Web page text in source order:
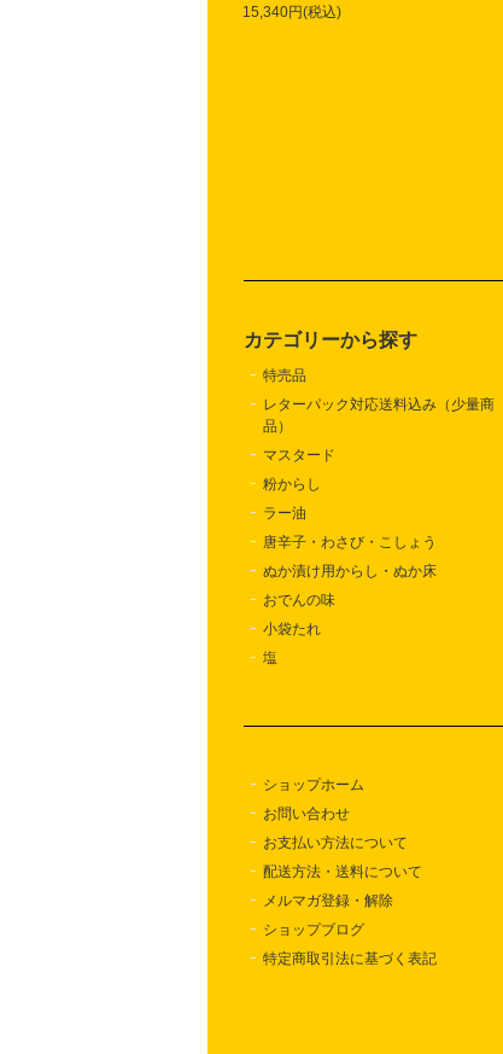
15,340円(税込)
カテゴリーから探す
特売品
レターパック対応送料込み（少量商
品）
マスタード
粉からし
ラー油
唐辛子・わさび・こしょう
ぬか漬け用からし・ぬか床
おでんの味
小袋たれ
塩
ショップホーム
お問い合わせ
お支払い方法について
配送方法・送料について
メルマガ登録・解除
ショップブログ
特定商取引法に基づく表記